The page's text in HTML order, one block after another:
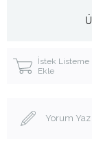
İstek Listeme
Ekle
Yorum Yaz